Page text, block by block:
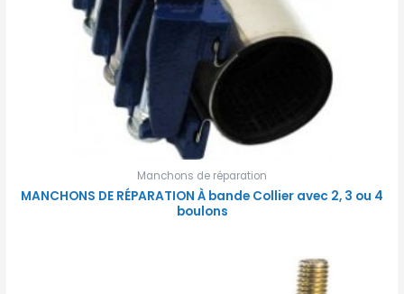
Manchons de réparation
MANCHONS DE RÉPARATION À bande Collier avec 2, 3 ou 4
boulons